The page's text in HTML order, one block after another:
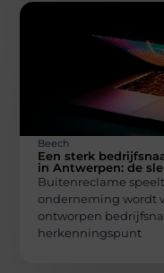
Beech
Een sterk
in Antwerpen: de
Buitenreclame
onderneming wordt
ontworpen
herkenningspunt